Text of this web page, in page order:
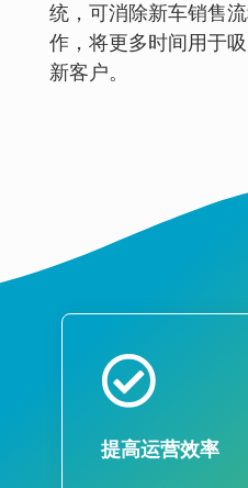
统，可消除新车销售
作，将更多时间用于
新客户。​
提高运营效率